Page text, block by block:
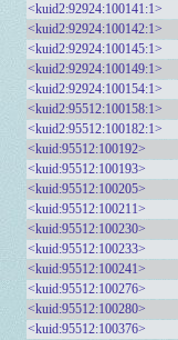
<kuid2:92924:100141:1>
<kuid2:92924:100142:1>
<kuid2:92924:100145:1>
<kuid2:92924:100149:1>
<kuid2:92924:100154:1>
<kuid2:95512:100158:1>
<kuid2:95512:100182:1>
<kuid:95512:100192>
<kuid:95512:100193>
<kuid:95512:100205>
<kuid:95512:100211>
<kuid:95512:100230>
<kuid:95512:100233>
<kuid:95512:100241>
<kuid:95512:100276>
<kuid:95512:100280>
<kuid:95512:100376>